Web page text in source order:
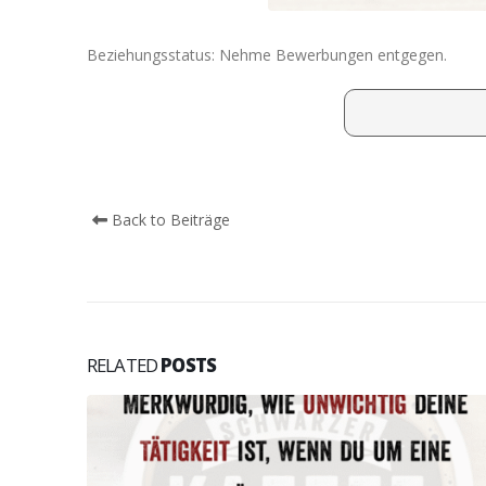
Beziehungsstatus: Nehme Bewerbungen entgegen.
Back to Beiträge
RELATEDPOSTS